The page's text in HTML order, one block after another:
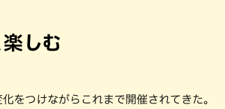
しむ
をつけながらこれまで開催されてきた。